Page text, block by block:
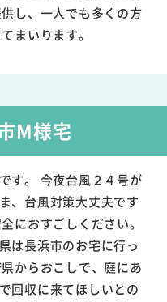
し、一人でも多くの方
まいります。
M様宅
す。 今夜台風２４号が
、台風対策大丈夫です
におすごしください。
は長浜市のお宅に行っ
からおこしで、庭にあ
回収に来てほしいとの